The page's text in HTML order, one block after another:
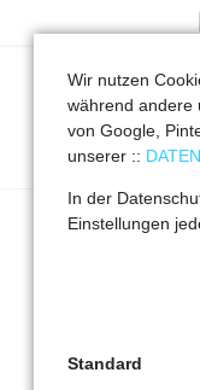
AR Immobilien ™
bloggt
die
Wir nutzen
während andere
von Google,
unserer ::
In der
Einstellungen
Standard